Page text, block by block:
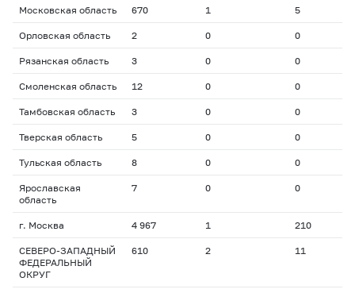
Московская область 670 1 5
Орловская область 2 0 0
Рязанская область 3 0 0
Смоленская область 12 0 0
Тамбовская область 3 0 0
Тверская область 5 0 0
Тульская область 8 0 0
Ярославская
область
7 0 0
г. Москва 4 967 1 210
СЕВЕРО-ЗАПАДНЫЙ
ФЕДЕРАЛЬНЫЙ
ОКРУГ
610 2 11